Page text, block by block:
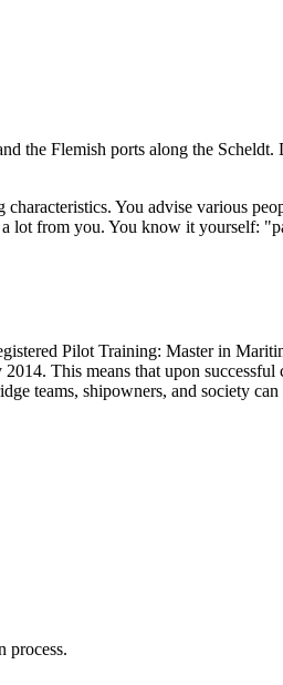
the Flemish ports along the
You advise various
a lot from you. You know it yourself:
Pilot Training: Master in
This means that upon
teams, shipowners, and society
process.